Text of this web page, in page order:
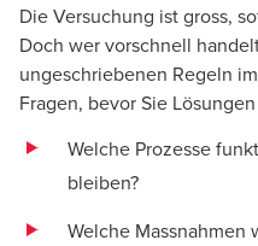
Die Versuchung ist gross,
Doch wer vorschnell
ungeschriebenen Regeln
Fragen, bevor Sie
Welche Prozesse
bleiben?
Welche Massnahmen